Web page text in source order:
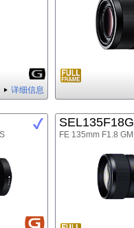
详细信息
FE 135mm F1.8 GM